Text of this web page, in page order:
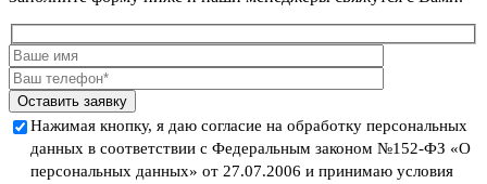
Оставить заявку
Нажимая кнопку, я даю согласие на обработку персональных
данных в соответствии с Федеральным законом №152-ФЗ «О
персональных данных» от 27.07.2006 и принимаю условия